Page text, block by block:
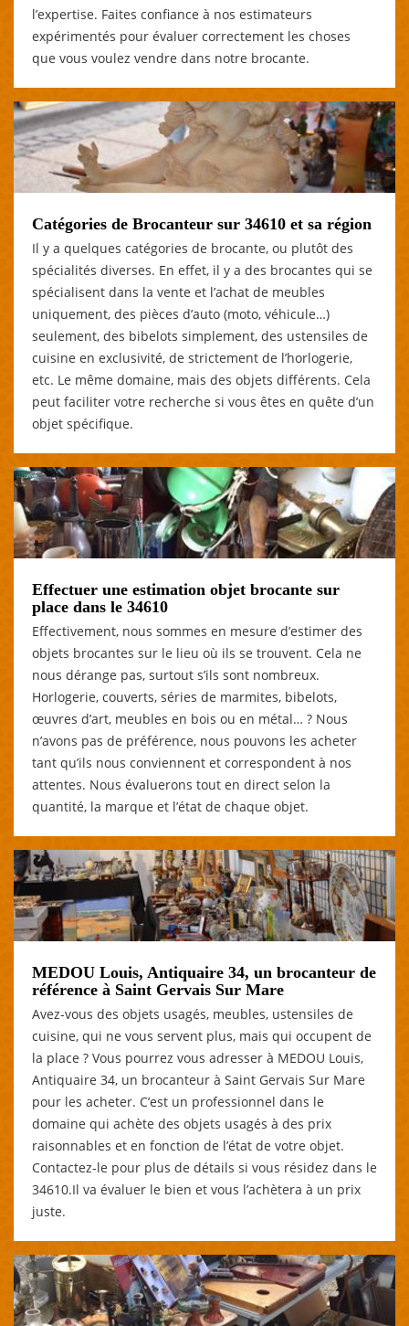
l’expertise. Faites confiance à nos estimateurs
expérimentés pour évaluer correctement les choses
que vous voulez vendre dans notre brocante.
Catégories de Brocanteur sur 34610 et sa région
Il y a quelques catégories de brocante, ou plutôt des
spécialités diverses. En effet, il y a des brocantes qui se
spécialisent dans la vente et l’achat de meubles
uniquement, des pièces d’auto (moto, véhicule…)
seulement, des bibelots simplement, des ustensiles de
cuisine en exclusivité, de strictement de l’horlogerie,
etc. Le même domaine, mais des objets différents. Cela
peut faciliter votre recherche si vous êtes en quête d’un
objet spécifique.
Effectuer une estimation objet brocante sur
place dans le 34610
Effectivement, nous sommes en mesure d’estimer des
objets brocantes sur le lieu où ils se trouvent. Cela ne
nous dérange pas, surtout s’ils sont nombreux.
Horlogerie, couverts, séries de marmites, bibelots,
œuvres d’art, meubles en bois ou en métal… ? Nous
n’avons pas de préférence, nous pouvons les acheter
tant qu’ils nous conviennent et correspondent à nos
attentes. Nous évaluerons tout en direct selon la
quantité, la marque et l’état de chaque objet.
MEDOU Louis, Antiquaire 34, un brocanteur de
référence à Saint Gervais Sur Mare
Avez-vous des objets usagés, meubles, ustensiles de
cuisine, qui ne vous servent plus, mais qui occupent de
la place ? Vous pourrez vous adresser à MEDOU Louis,
Antiquaire 34, un brocanteur à Saint Gervais Sur Mare
pour les acheter. C’est un professionnel dans le
domaine qui achète des objets usagés à des prix
raisonnables et en fonction de l’état de votre objet.
Contactez-le pour plus de détails si vous résidez dans le
34610.Il va évaluer le bien et vous l’achètera à un prix
juste.